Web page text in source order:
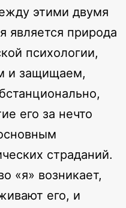
этими двумя
является природа
психологии,
и защищаем,
его за нечто
страданий.
«я» возникает,
его, и